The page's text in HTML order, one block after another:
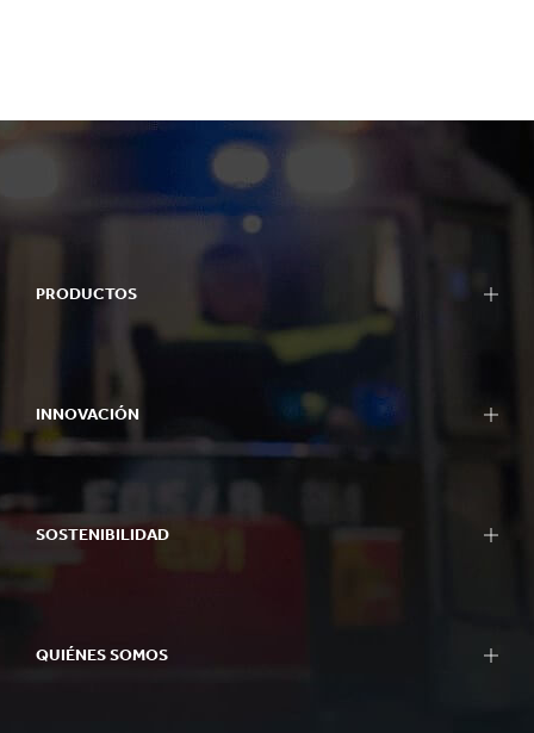
PRODUCTOS
INNOVACIÓN
SOSTENIBILIDAD
QUIÉNES SOMOS